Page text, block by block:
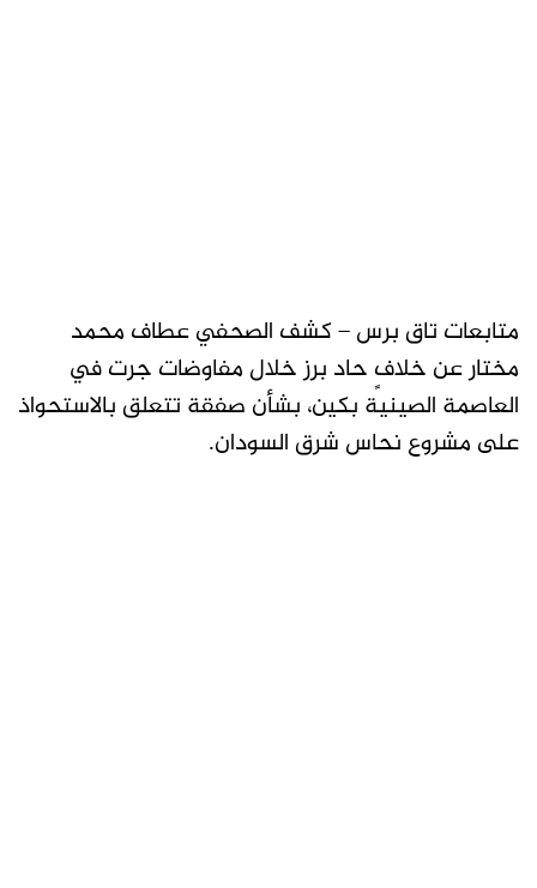
متابعات تاق برس – كشف الصحفي عطاف محمد
مختار عن خلافٍ حاد برز خلال مفاوضات جرت في
العاصمة الصينية بكين، بشأن صفقة تتعلق بالاستحواذ
على مشروع نحاس شرق السودان.